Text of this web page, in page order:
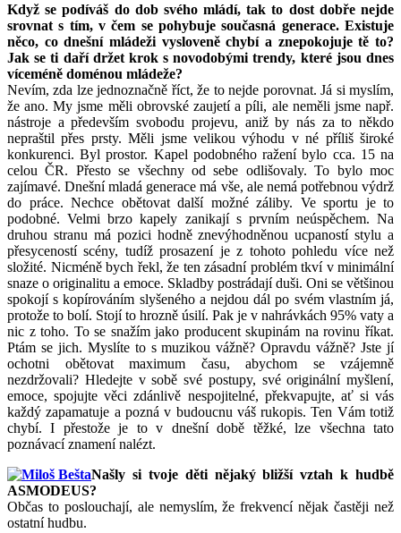
Když se podíváš do dob svého mládí, tak to dost dobře nejde
srovnat s tím, v čem se pohybuje současná generace. Existuje
něco, co dnešní mládeži vysloveně chybí a znepokojuje tě to?
Jak se ti daří držet krok s novodobými trendy, které jsou dnes
víceméně doménou mládeže?
Nevím, zda lze jednoznačně říct, že to nejde porovnat. Já si myslím,
že ano. My jsme měli obrovské zaujetí a píli, ale neměli jsme např.
nástroje a především svobodu projevu, aniž by nás za to někdo
nepraštil přes prsty. Měli jsme velikou výhodu v né příliš široké
konkurenci. Byl prostor. Kapel podobného ražení bylo cca. 15 na
celou ČR. Přesto se všechny od sebe odlišovaly. To bylo moc
zajímavé. Dnešní mladá generace má vše, ale nemá potřebnou výdrž
do práce. Nechce obětovat další možné záliby. Ve sportu je to
podobné. Velmi brzo kapely zanikají s prvním neúspěchem. Na
druhou stranu má pozici hodně znevýhodněnou ucpaností stylu a
přesyceností scény, tudíž prosazení je z tohoto pohledu více než
složité. Nicméně bych řekl, že ten zásadní problém tkví v minimální
snaze o originalitu a emoce. Skladby postrádají duši. Oni se většinou
spokojí s kopírováním slyšeného a nejdou dál po svém vlastním já,
protože to bolí. Stojí to hrozně úsilí. Pak je v nahrávkách 95% vaty a
nic z toho. To se snažím jako producent skupinám na rovinu říkat.
Ptám se jich. Myslíte to s muzikou vážně? Opravdu vážně? Jste jí
ochotni obětovat maximum času, abychom se vzájemně
nezdržovali? Hledejte v sobě své postupy, své originální myšlení,
emoce, spojujte věci zdánlivě nespojitelné, překvapujte, ať si vás
každý zapamatuje a pozná v budoucnu váš rukopis. Ten Vám totiž
chybí. I přestože je to v dnešní době těžké, lze všechna tato
poznávací znamení nalézt.
Našly si tvoje děti nějaký bližší vztah k hudbě
ASMODEUS?
Občas to poslouchají, ale nemyslím, že frekvencí nějak častěji než
ostatní hudbu.